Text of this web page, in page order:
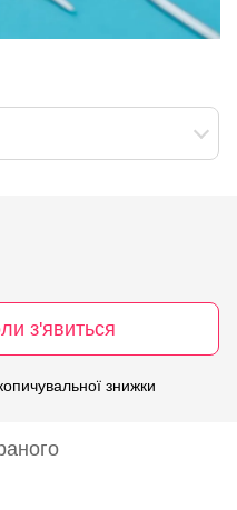
з'явиться
знижки